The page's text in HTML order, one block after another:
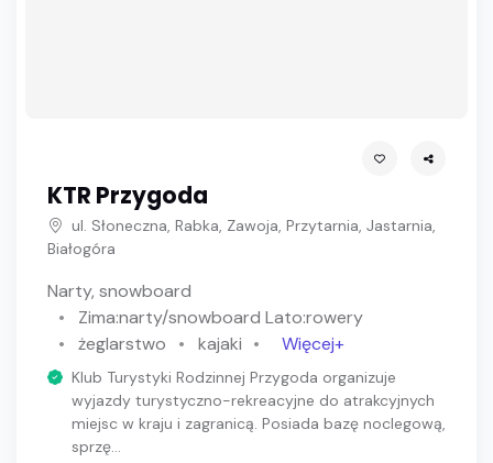
KTR Przygoda
ul. Słoneczna, Rabka, Zawoja, Przytarnia, Jastarnia,
Białogóra
Narty, snowboard
Zima:narty/snowboard Lato:rowery
żeglarstwo
kajaki Więcej+
Klub Turystyki Rodzinnej Przygoda organizuje
wyjazdy turystyczno-rekreacyjne do atrakcyjnych
miejsc w kraju i zagranicą. Posiada bazę noclegową,
sprzę...